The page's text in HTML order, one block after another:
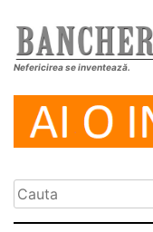
Nefericirea se inventează.